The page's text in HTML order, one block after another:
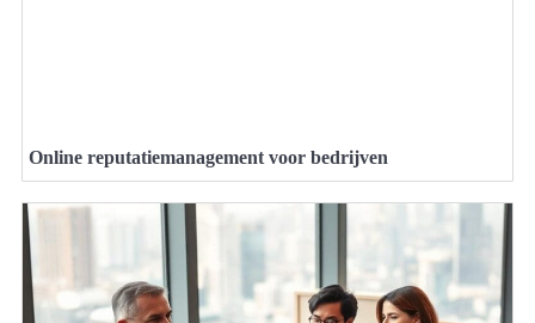
Online reputatiemanagement voor bedrijven